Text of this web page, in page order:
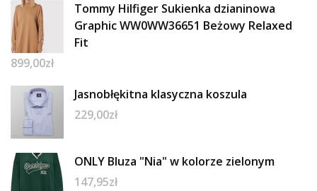
Tommy Hilfiger Sukienka dzianinowa
Graphic WW0WW36651 Beżowy Relaxed
Fit
899,00zł
Jasnobłękitna klasyczna koszula
229,00zł
ONLY Bluza "Nia" w kolorze zielonym
147,95zł